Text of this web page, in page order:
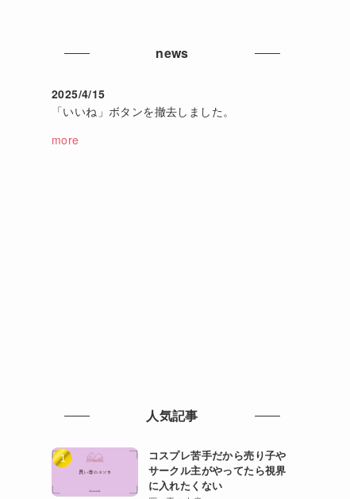
news
2025/4/15
「いいね」ボタンを撤去しました。
more
人気記事
コスプレ苦手だから売り子や
サークル主がやってたら視界
に入れたくない